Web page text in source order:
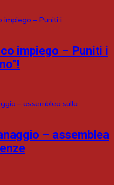
impiego – Puniti i
– assemblea